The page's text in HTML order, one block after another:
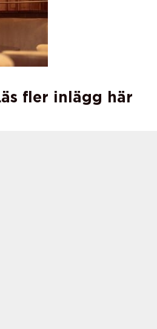
fler inlägg här